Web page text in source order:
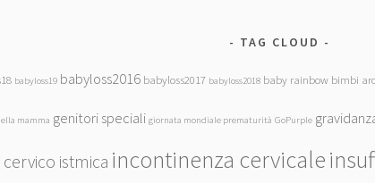
TAG CLOUD
babyloss19 babyloss2016 babyloss2017 babyloss2018 baby rainbow bimbi
mamma genitori speciali giornata mondiale prematurità GoPurple
istmica incontinenza cervicale